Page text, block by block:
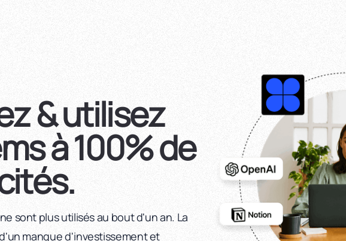
& utilisez
à 100% de
sont plus utilisés au bout d'un an. La
manque d'investissement et